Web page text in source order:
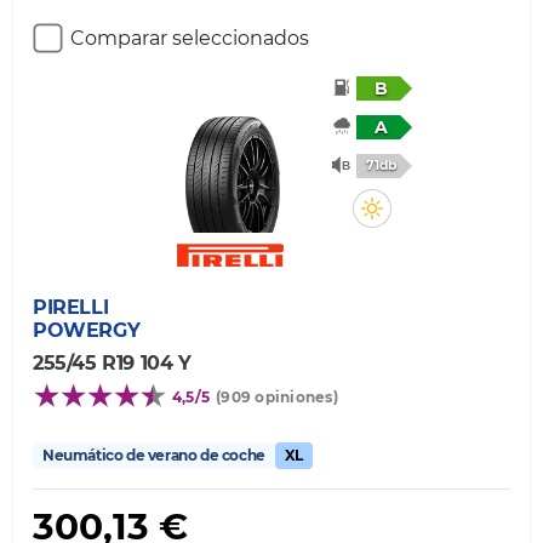
Comparar seleccionados
B
A
71db
PIRELLI
POWERGY
255/45 R19 104 Y
4,5/5 (909 opiniones)
Neumático de verano de coche XL
300,13 €